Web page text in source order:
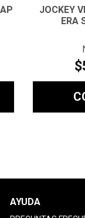
JOCKEY
ERA
$
AYUDA